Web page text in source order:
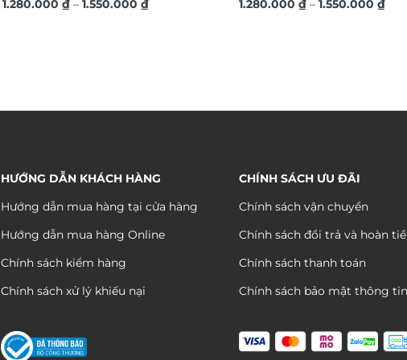
3D nghệ thuật TG4686
1.280.000₫ – 1.550.000₫Khoảng
TG4684
1.280.000 ₫ – 1.550.000 ₫
HƯỚNG DẪN KHÁCH HÀNG
Hướng dẫn mua hàng tại cửa hàng
Hướng dẫn mua hàng Online
Chính sách kiểm hàng
Chính sách xử lý khiếu nại
CHÍNH SÁCH ƯU ĐÃI
Chính sách vận chuyển
Chính sách đổi trả và hoàn
Chính sách thanh toán
Chính sách bảo mật thông tin